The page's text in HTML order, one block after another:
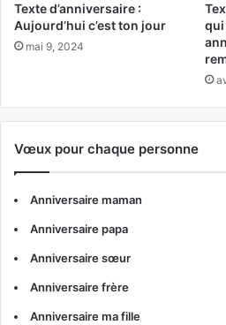
Texte d’anniversaire :
Aujourd’hui c’est ton jour
mai 9, 2024
qui
Vœux pour chaque personne
Anniversaire maman
Anniversaire papa
Anniversaire sœur
Anniversaire frère
Anniversaire ma fille